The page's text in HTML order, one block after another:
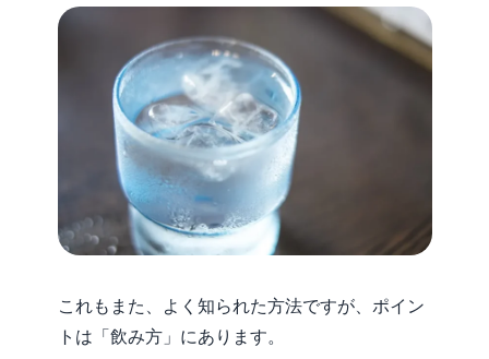
これもまた、よく知られた方法ですが、ポイン
トは「飲み方」にあります。